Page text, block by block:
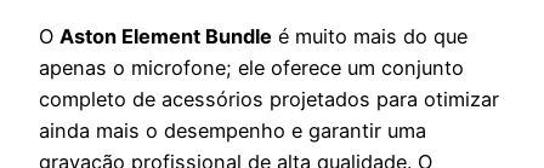
O Aston Element Bundle é muito mais do que
apenas o microfone; ele oferece um conjunto
completo de acessórios projetados para otimizar
ainda mais o desempenho e garantir uma
gravação profissional de alta qualidade. O